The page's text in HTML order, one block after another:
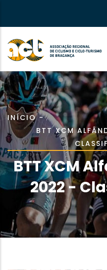
conteúdo
Navegação
estrutural
INÍCIO -
BTT XCM
BTT XCM
2022 -